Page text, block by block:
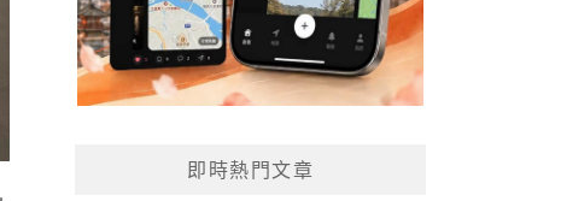
即時熱門文章